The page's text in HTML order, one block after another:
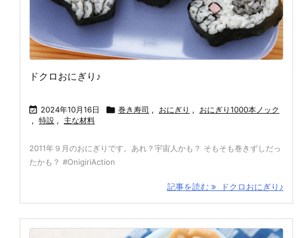
ドクロおにぎり♪
 2024年10月16日  巻き寿司 , おにぎり ,
おにぎり1000本ノック
, 特設 , 主な材料
2011年９月のおにぎりです。あれ？宇宙人かも？ そもそも巻きずしだっ
たかも？ #OnigiriAction
記事を読む ドクロおにぎり♪